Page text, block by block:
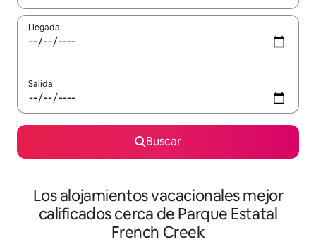
Llegada
Salida
Buscar
Los alojamientos vacacionales mejor
calificados cerca de Parque Estatal
French Creek